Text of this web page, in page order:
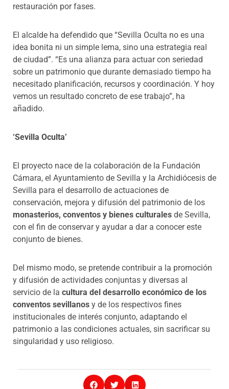
restauración por fases.
El alcalde ha defendido que “Sevilla Oculta no es una
idea bonita ni un simple lema, sino una estrategia real
de ciudad”. “Es una alianza para actuar con seriedad
sobre un patrimonio que durante demasiado tiempo ha
necesitado planificación, recursos y coordinación. Y hoy
vemos un resultado concreto de ese trabajo”, ha
añadido.
‘Sevilla Oculta’
El proyecto nace de la colaboración de la Fundación
Cámara, el Ayuntamiento de Sevilla y la Archidiócesis de
Sevilla para el desarrollo de actuaciones de
conservación, mejora y difusión del patrimonio de los
monasterios, conventos y bienes culturales de Sevilla,
con el fin de conservar y ayudar a dar a conocer este
conjunto de bienes.
Del mismo modo, se pretende contribuir a la promoción
y difusión de actividades conjuntas y diversas al
servicio de la cultura del desarrollo económico de los
conventos sevillanos y de los respectivos fines
institucionales de interés conjunto, adaptando el
patrimonio a las condiciones actuales, sin sacrificar su
singularidad y uso religioso.